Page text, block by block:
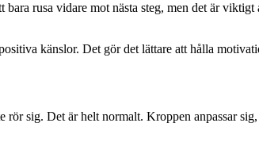
rusa vidare mot nästa steg, men det är
känslor. Det gör det lättare att hålla
sig. Det är helt normalt. Kroppen anpassar